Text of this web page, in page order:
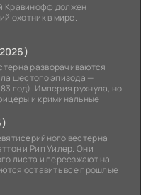
Кравинофф должен
охотник в мире.
разворачиваются
шестого эпизода —
год). Империя рухнула, но
и криминальные
вестерна
и Рип Уилер. Они
листа и переезжают на
оставить все прошлые